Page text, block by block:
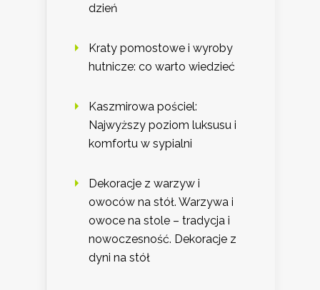
dzień
Kraty pomostowe i wyroby
hutnicze: co warto wiedzieć
Kaszmirowa pościel:
Najwyższy poziom luksusu i
komfortu w sypialni
Dekoracje z warzyw i
owoców na stół. Warzywa i
owoce na stole – tradycja i
nowoczesność. Dekoracje z
dyni na stół